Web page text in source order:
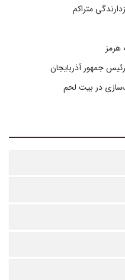
متراکم
هرمز
جمهور آذربایجان
در بیت‌ لحم